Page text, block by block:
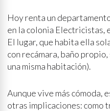
Hoy renta un
en la colonia Electricistas,
El lugar, que habita ella
con recámara, baño
una misma habitación).
Aunque vive más cómoda,
otras implicaciones: como